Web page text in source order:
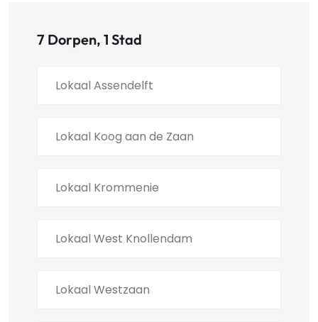
7 Dorpen, 1 Stad
Lokaal Assendelft
Lokaal Koog aan de Zaan
Lokaal Krommenie
Lokaal West Knollendam
Lokaal Westzaan